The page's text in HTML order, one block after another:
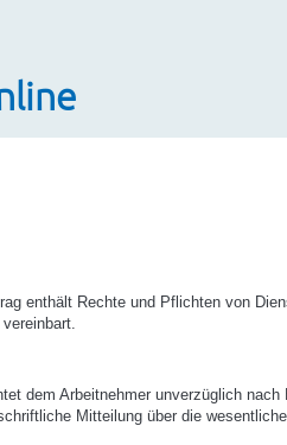
enthält Rechte und Pflichten von
dem Arbeitnehmer unverzüglich
Mitteilung über die